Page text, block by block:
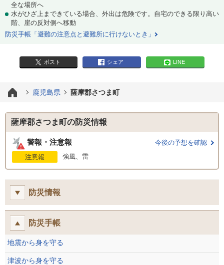
全な場所へ
水がひざ上まできている場合、外出は危険です。自宅のできる限り高い
階、崖の反対側へ移動
防災手帳「避難の注意点と避難所に行けないとき」
ポスト シェア LINE
鹿児島県 薩摩郡さつま町
薩摩郡さつま町の防災情報
警報・注意報
今後の予想を確認
注意報
強風、雷
防災情報
防災手帳
地震から身を守る
津波から身を守る